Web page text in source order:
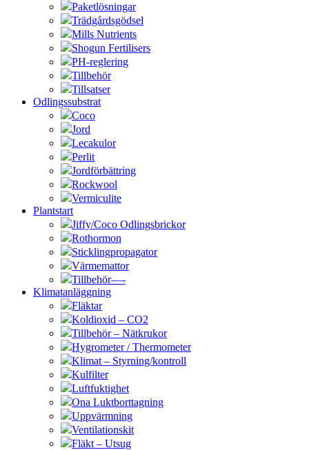
Paketlösningar
Trädgårdsgödsel
Mills Nutrients
Shogun Fertilisers
PH-reglering
Tillbehör
Tillsatser
Odlingssubstrat
Coco
Jord
Lecakulor
Perlit
Jordförbättring
Rockwool
Vermiculite
Plantstart
Jiffy/Coco Odlingsbrickor
Rothormon
Sticklingpropagator
Värmemattor
Tillbehör—-
Klimatanläggning
Fläktar
Koldioxid – CO2
Tillbehör – Nätkrukor
Hygrometer / Thermometer
Klimat – Styrning/kontroll
Kulfilter
Luftfuktighet
Ona Luktborttagning
Uppvärmning
Ventilationskit
Fläkt – Utsug